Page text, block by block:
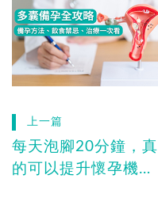
上一篇
每天泡腳20分鐘，真
的可以提升懷孕機